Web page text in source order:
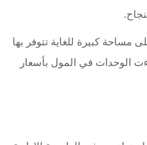
كبيرة للغاية تتوفر بها
الوحدات في المول بأسعار